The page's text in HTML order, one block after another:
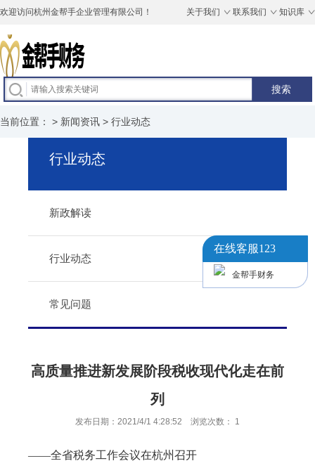
欢迎访问杭州金帮手企业管理有限公司！ 关于我们 联系我们 知识库
当前位置： > 新闻资讯 > 行业动态
行业动态
新政解读
行业动态
常见问题
高质量推进新发展阶段税收现代化走在前
列
发布日期：2021/4/1 4:28:52 浏览次数： 1
——全省税务工作会议在杭州召开
在线客服123
金帮手财务